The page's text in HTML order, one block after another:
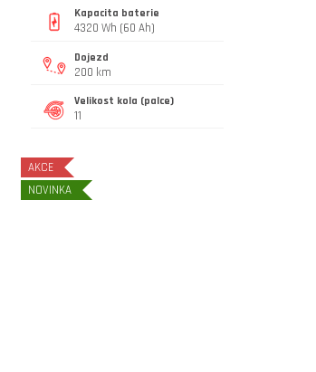
Kapacita baterie
4320 Wh (60 Ah)
Dojezd
200 km
Velikost kola (palce)
11
AKCE
NOVINKA